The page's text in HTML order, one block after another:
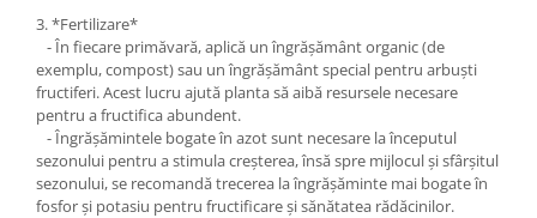
3. *Fertilizare*
- În fiecare primăvară, aplică un îngrășământ organic (de
exemplu, compost) sau un îngrășământ special pentru arbuști
fructiferi. Acest lucru ajută planta să aibă resursele necesare
pentru a fructifica abundent.
- Îngrășămintele bogate în azot sunt necesare la începutul
sezonului pentru a stimula creșterea, însă spre mijlocul și sfârșitul
sezonului, se recomandă trecerea la îngrășăminte mai bogate în
fosfor și potasiu pentru fructificare și sănătatea rădăcinilor.